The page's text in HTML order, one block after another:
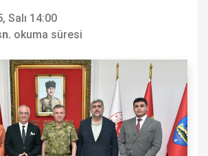
Salı 14:00
okuma süresi